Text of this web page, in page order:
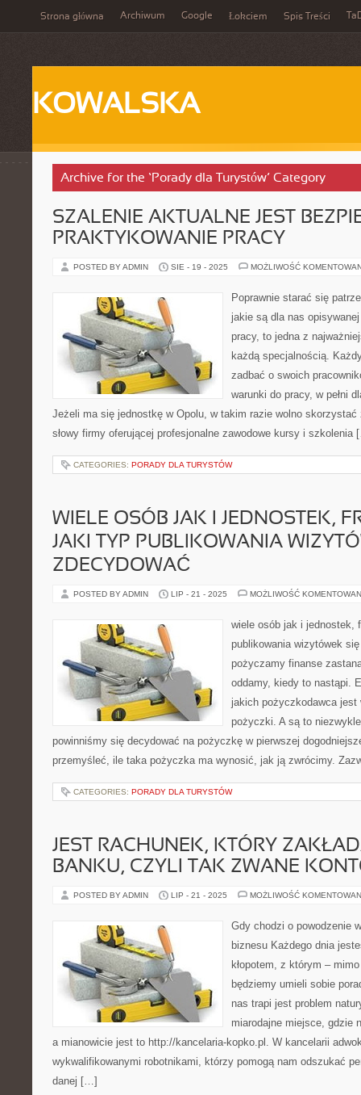
Strona główna Archiwum Google Łokciem Spis Treści
KOWALSKA
Archive for the ‘Porady dla Turystów’ Category
SZALENIE AKTUALNE JEST
PRAKTYKOWANIE PRACY
POSTED BY ADMIN SIE - 19 - 2025 MOŻLIWOŚĆ
Poprawnie starać się
jakie są dla nas
pracy, to jedna z
każdą specjalnością.
zadbać o swoich
warunki do pracy, w pełni
Jeżeli ma się jednostkę w Opolu, w takim razie wolno
słowy firmy oferującej profesjonalne zawodowe kursy i szkolenia
CATEGORIES: PORADY DLA TURYSTÓW
WIELE OSÓB JAK I JEDNOSTEK,
JAKI TYP PUBLIKOWANIA
ZDECYDOWAĆ
POSTED BY ADMIN LIP - 21 - 2025 MOŻLIWOŚĆ
wiele osób jak i jednostek,
publikowania wizytówek
pożyczamy finanse
oddamy, kiedy to nastąpi.
jakich pożyczkodawca
pożyczki. A są to
powinniśmy się decydować na pożyczkę w pierwszej
przemyśleć, ile taka pożyczka ma wynosić, jak ją zwrócimy.
CATEGORIES: PORADY DLA TURYSTÓW
JEST RACHUNEK, KTÓRY
BANKU, CZYLI TAK ZWANE
POSTED BY ADMIN LIP - 21 - 2025 MOŻLIWOŚĆ
Gdy chodzi o powodzenie
biznesu Każdego dnia
kłopotem, z którym –
będziemy umieli sobie
nas trapi jest problem
miarodajne miejsce, gdzie
a mianowicie jest to http://kancelaria-kopko.pl. W kancelarii
wykwalifikowanymi robotnikami, którzy pomogą nam odszukać
danej […]